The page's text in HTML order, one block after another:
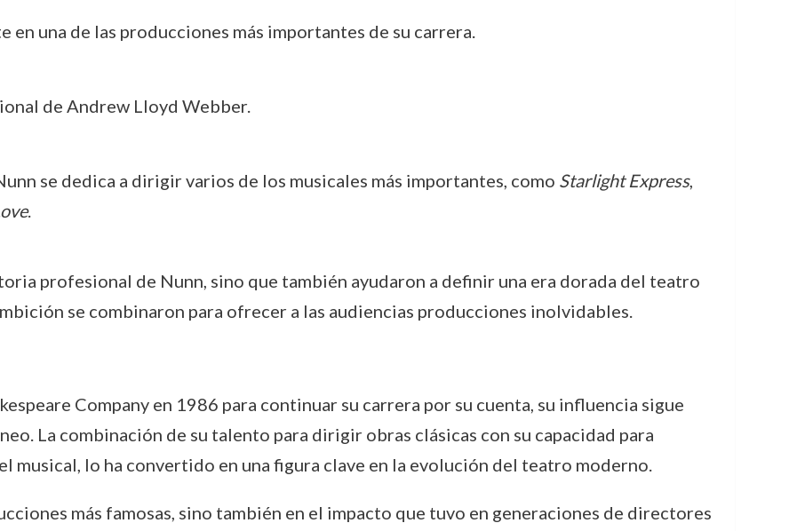
en una de las producciones más importantes de su carrera.
de Andrew Lloyd Webber.
se dedica a dirigir varios de los musicales más importantes, como Starlight Express,
.
profesional de Nunn, sino que también ayudaron a definir una era dorada del teatro
se combinaron para ofrecer a las audiencias producciones inolvidables.
Company en 1986 para continuar su carrera por su cuenta, su influencia sigue
La combinación de su talento para dirigir obras clásicas con su capacidad para
musical, lo ha convertido en una figura clave en la evolución del teatro moderno.
más famosas, sino también en el impacto que tuvo en generaciones de directores